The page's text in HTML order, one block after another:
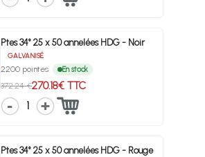
Ptes 34° 25 x 50 annelées HDG - Noir
GALVANISÉ
2200 pointes En stock
372.24 €270.18€ TTC
1
Ptes 34° 25 x 50 annelées HDG - Rouge